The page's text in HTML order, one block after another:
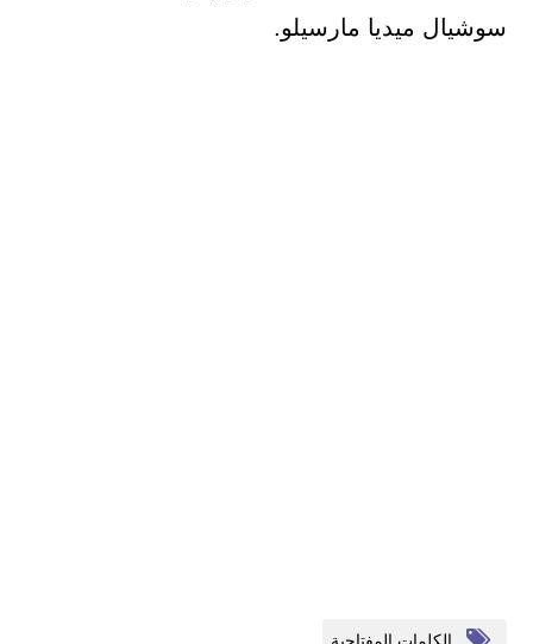
سوشيال ميديا مارسيلو.